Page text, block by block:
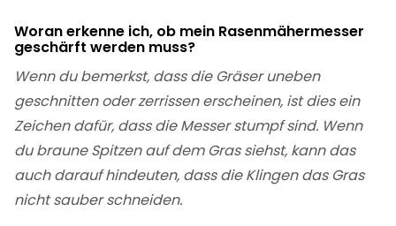
Woran erkenne ich, ob mein Rasenmähermesser
geschärft werden muss?
Wenn du bemerkst, dass die Gräser uneben
geschnitten oder zerrissen erscheinen, ist dies ein
Zeichen dafür, dass die Messer stumpf sind. Wenn
du braune Spitzen auf dem Gras siehst, kann das
auch darauf hindeuten, dass die Klingen das Gras
nicht sauber schneiden.